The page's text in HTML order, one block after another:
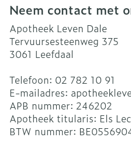
Neem contact met
Apotheek Leven Dale
Tervuursesteenweg 375
3061 Leefdaal
Telefoon: 02 782 10 91
E-mailadres:
APB nummer: 246202
Apotheek titularis: Els
BTW nummer: